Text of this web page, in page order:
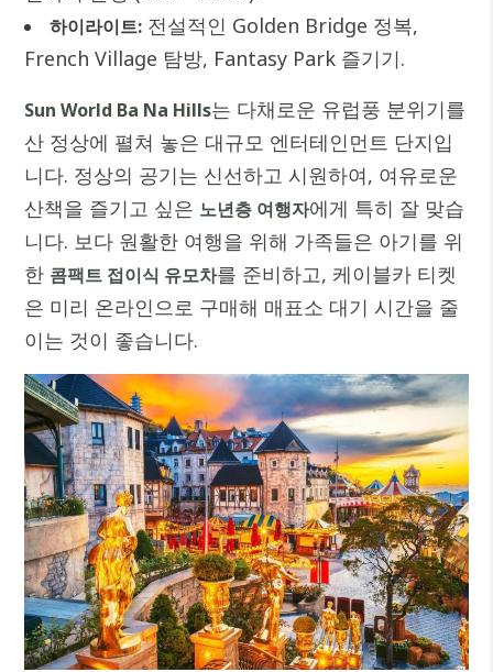
하이라이트: 전설적인 Golden Bridge 정복,
French Village 탐방, Fantasy Park 즐기기.
Sun World Ba Na Hills는 다채로운 유럽풍 분위기를
산 정상에 펼쳐 놓은 대규모 엔터테인먼트 단지입
니다. 정상의 공기는 신선하고 시원하여, 여유로운
산책을 즐기고 싶은 노년층 여행자에게 특히 잘 맞습
니다. 보다 원활한 여행을 위해 가족들은 아기를 위
한 콤팩트 접이식 유모차를 준비하고, 케이블카 티켓
은 미리 온라인으로 구매해 매표소 대기 시간을 줄
이는 것이 좋습니다.